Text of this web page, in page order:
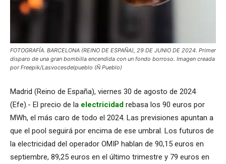
FOTOGRAFÍA. BARCELONA (REINO DE ESPAÑA), 29 DE JUNIO DE 2024. Primer
disparo de una gran bombilla encendida con un fondo borroso. Imagen creada
por Freepik/Lasvocesdelpueblo (Ñ Pueblo)
Madrid (Reino de España), viernes 30 de agosto de 2024
(Efe).- El precio de la electricidad rebasa los 90 euros por
MWh, el más caro de todo el 2024. Las previsiones apuntan a
que el pool seguirá por encima de ese umbral. Los futuros de
la electricidad del operador OMIP hablan de 90,15 euros en
septiembre, 89,25 euros en el último trimestre y 79 euros en